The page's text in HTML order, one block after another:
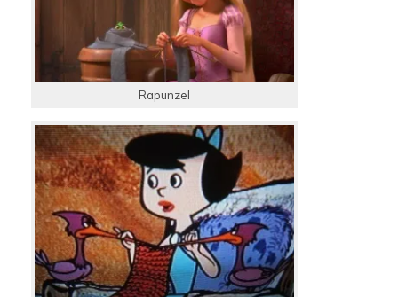
Rapunzel